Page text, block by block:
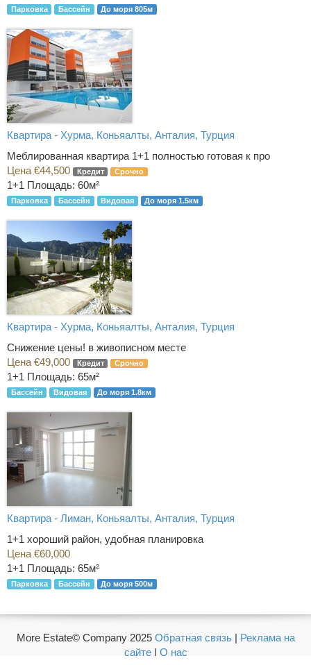
Парковка Бассейн До моря 805м
Квартира - Хурма, Коньяалты, Анталия, Турция
Меблированная квартира 1+1 полностью готовая к про
Цена €44,500
Кредит Срочно
1+1 Площадь: 60м²
Парковка Бассейн Видовая До моря 1.5км
Квартира - Хурма, Коньяалты, Анталия, Турция
Снижение цены! в живописном месте
Цена €49,000
Кредит Срочно
1+1 Площадь: 65м²
Бассейн Видовая До моря 1.8км
Квартира - Лиман, Коньяалты, Анталия, Турция
1+1 хороший район, удобная планировка
Цена €60,000
1+1 Площадь: 65м²
Парковка Бассейн До моря 500м
More Estate© Company 2025 Обратная связь| Реклама на
сайте| О нас